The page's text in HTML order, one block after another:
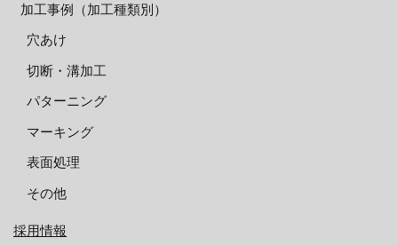
加工事例（加工種類別）
穴あけ
切断・溝加工
パターニング
マーキング
表面処理
その他
採用情報